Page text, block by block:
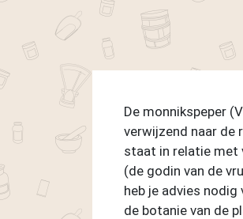
De monnikspeper
verwijzend naar de
staat in relatie met
(de godin van de
heb je advies
de botanie van de